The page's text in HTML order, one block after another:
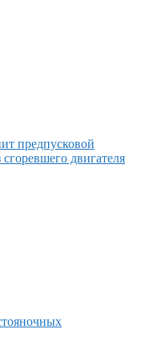
предпусковой
двигателя